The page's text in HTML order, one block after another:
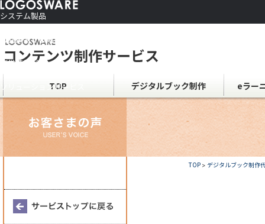
システム製品
コンテンツ作成ソフト
制作サービス
ソリューションサービス
ご利用者さま向け
会社情報
TOP デジタルブック制作 eラー
TOP > デジタルブック制作